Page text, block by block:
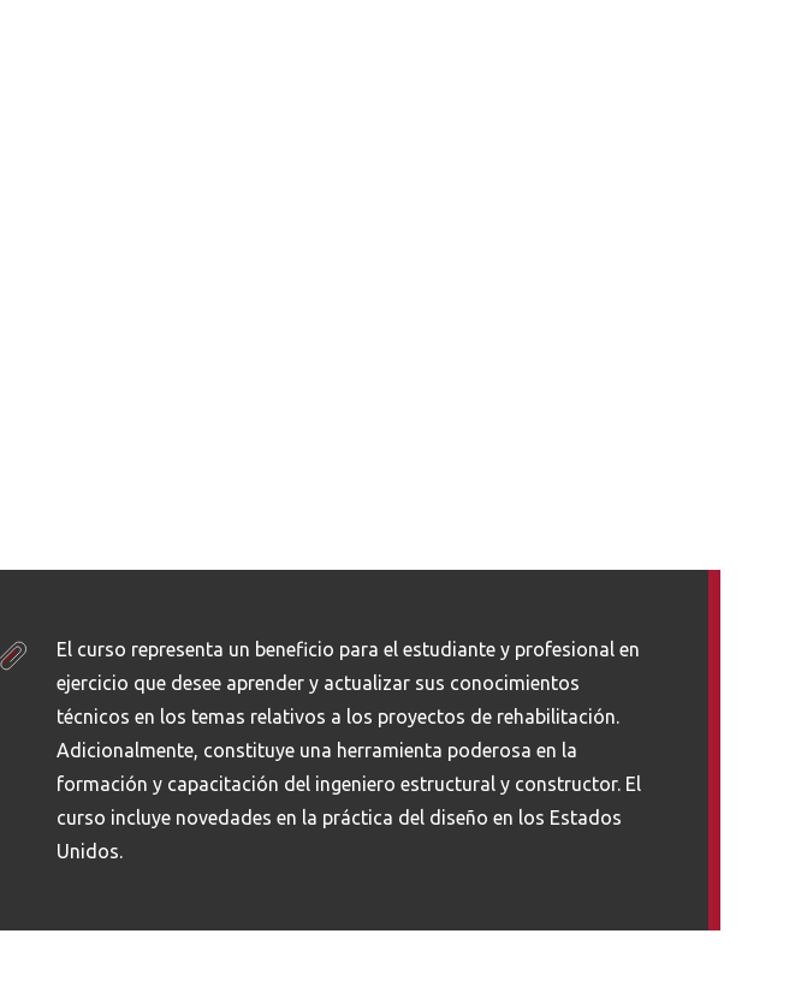
El curso representa un beneficio para el estudiante y profesional en
ejercicio que desee aprender y actualizar sus conocimientos
técnicos en los temas relativos a los proyectos de rehabilitación.
Adicionalmente, constituye una herramienta poderosa en la
formación y capacitación del ingeniero estructural y constructor. El
curso incluye novedades en la práctica del diseño en los Estados
Unidos.